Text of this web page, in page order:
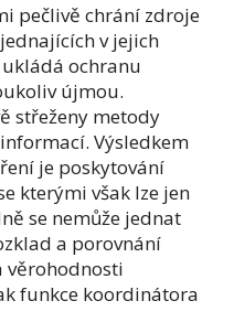
pečlivě chrání zdroje
v jejich
ochranu
újmou.
střeženy metody
Výsledkem
je poskytování
kterými však lze jen
se nemůže jednat
a porovnání
věrohodnosti
funkce koordinátora